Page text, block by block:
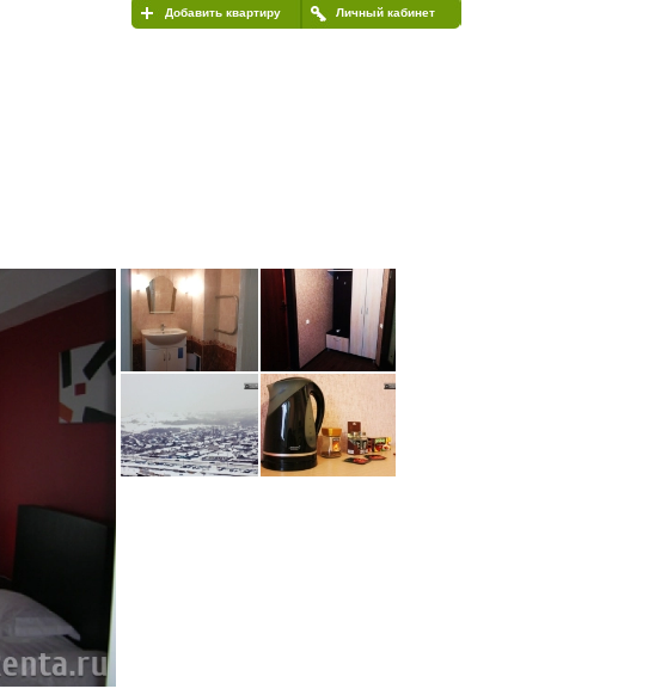
Личный кабинет
Добавить квартиру